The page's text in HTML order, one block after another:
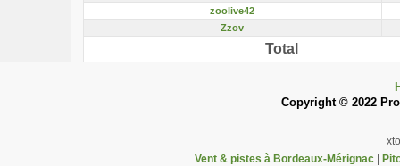
zoolive42
Zzov
Total
Copyright © 2022
Vent & pistes à Bordeaux-Mérignac|